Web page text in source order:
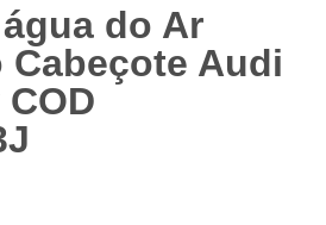
do Ar
Cabeçote Audi